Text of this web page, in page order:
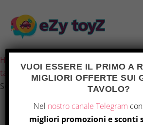
Home
tavolo/ Red Glove – Detecteam
Scomparsa
VUOI ESSERE IL PRIMO A
MIGLIORI OFFERTE SUI
TAVOLO?
Nel nostro canale Telegram
migliori promozioni e sconti